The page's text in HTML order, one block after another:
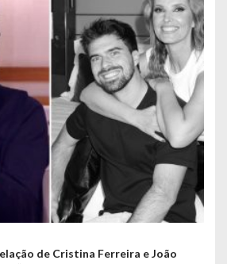
de Cristina Ferreira e João